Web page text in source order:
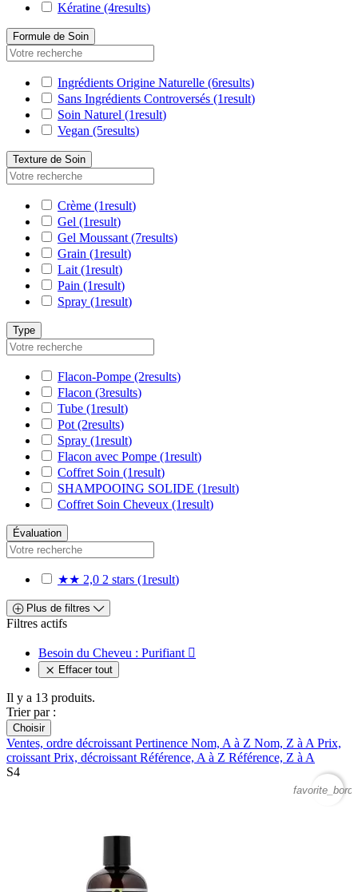
Kératine (4results)
Formule de Soin
Ingrédients Origine Naturelle (6results)
Sans Ingrédients Controversés (1result)
Soin Naturel (1result)
Vegan (5results)
Texture de Soin
Crème (1result)
Gel (1result)
Gel Moussant(7results)
Grain (1result)
Lait(1result)
Pain (1result)
Spray (1result)
Type
Flacon-Pompe (2results)
Flacon (3results)
Tube (1result)
Pot(2results)
Spray (1result)
Flacon avec Pompe (1result)
Coffret Soin (1result)
SHAMPOOING SOLIDE (1result)
Coffret Soin Cheveux (1result)
Évaluation
★★ 2,0 2 stars (1result)
Plus de filtres
Filtres actifs
Besoin du Cheveu : Purifiant 
Effacer tout
Il y a 13 produits.
Trier par :
Choisir
Ventes, ordre décroissantPertinence Nom, A à Z Nom, Z à APrix,
croissantPrix, décroissantRéférence, A à Z Référence, Z à A
S4